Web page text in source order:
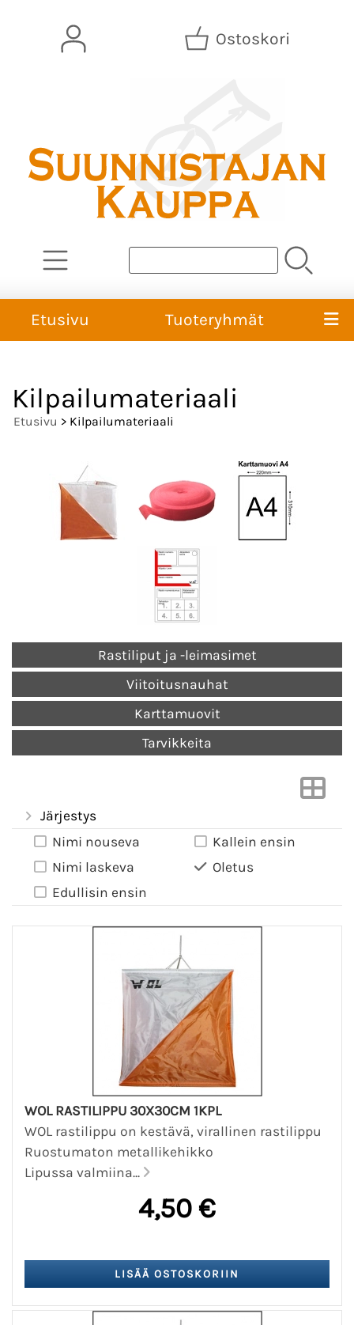
Ostoskori
Etusivu Tuoteryhmät
Kilpailumateriaali
Etusivu > Kilpailumateriaali
Rastiliput ja -leimasimet
Viitoitusnauhat
Karttamuovit
Tarvikkeita
Järjestys
Nimi nouseva
Nimi laskeva
Edullisin ensin
Kallein ensin
Oletus
WOL RASTILIPPU 30X30CM 1KPL
WOL rastilippu on kestävä, virallinen rastilippu
Ruostumaton metallikehikko
Lipussa valmiina...
4,50 €